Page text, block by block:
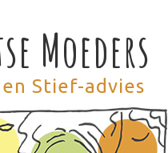
Moeders
Stief-advies